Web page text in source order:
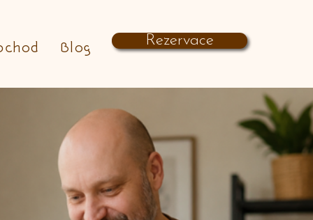
Blog Rezervace